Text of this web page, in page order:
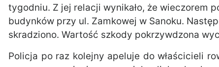
tygodniu. Z jej relacji wynikało, że wieczorem
budynków przy ul. Zamkowej w Sanoku.
skradziono. Wartość szkody pokrzywdzona
Policja po raz kolejny apeluje do właścicieli